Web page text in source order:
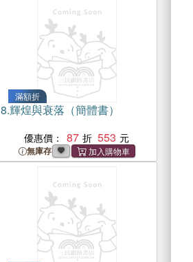
滿額折
8.輝煌與衰落（簡體書）
優惠價： 87 553
無庫存